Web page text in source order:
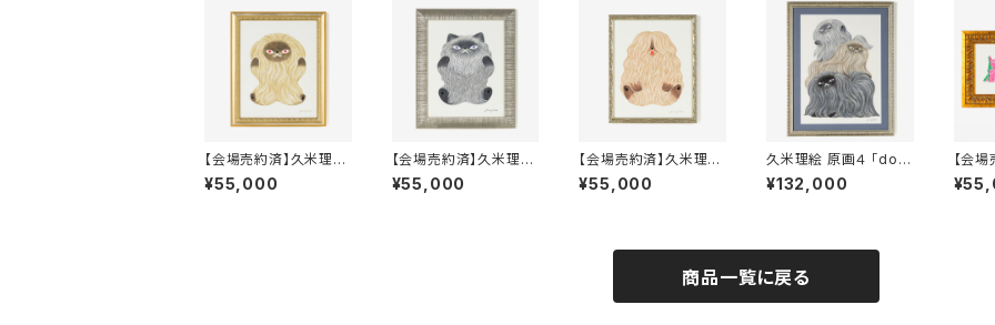
【会場売約済】久米理絵
原画１ 「STAR DOG」
額装込み
¥55,000
【会場売約済】久米理絵
原画２ 「STAR CAT」
額装込み
¥55,000
【会場売約済】久米理絵
原画３ 「MOFUN DO
G」 額装込み
¥55,000
久米理絵 原画４ 「dog
mountain」 額装込
み
¥132,000
【会
原画
商品一覧に戻る